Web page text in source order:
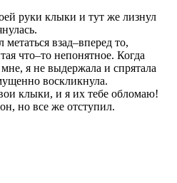
руки клыки и тут же лизнул
взад–вперед то,
что–то непонятное. Когда
я не выдержала и спрятала
воскликнула.
клыки, и я их тебе обломаю!
но все же отступил.